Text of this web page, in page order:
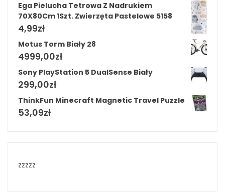
Ega Pielucha Tetrowa Z Nadrukiem
70X80Cm 1Szt. Zwierzęta Pastelowe 5158
4,99zł
Motus Torm Biały 28
4999,00zł
Sony PlayStation 5 DualSense Biały
299,00zł
ThinkFun Minecraft Magnetic Travel Puzzle
53,09zł
zzzzz